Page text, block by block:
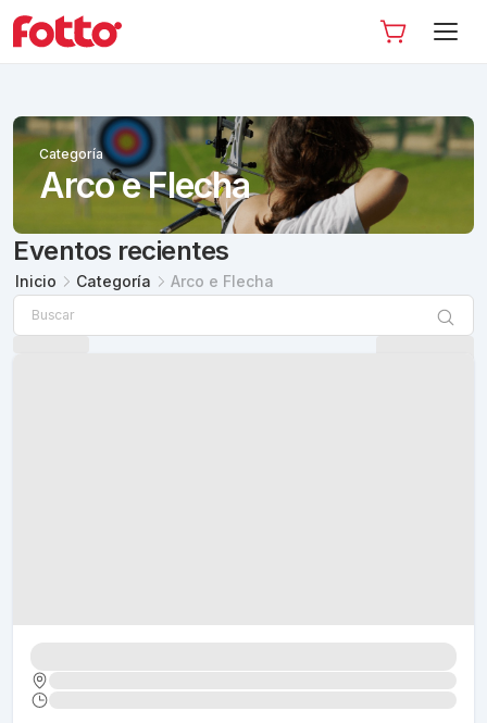
Categoría
Arco e Flecha
Eventos recientes
Inicio Categoría Arco e Flecha